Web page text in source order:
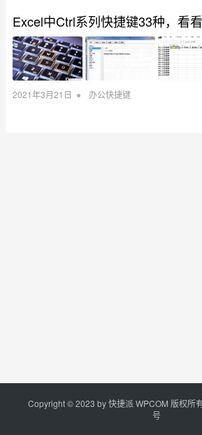
Excel中Ctrl系列快捷键33种，看
2021年3月21日 • 办公快捷键
Copyright © 2023 by快捷派WPCOM 版权所
号